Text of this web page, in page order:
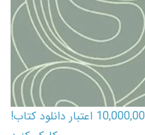
کارت اعتباری کتاب دانلود با 10,000,000 اعتبار دانلود کتاب!